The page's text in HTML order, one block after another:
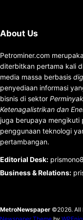
About Us
Petrominer.com
diterbitkan pertama kali
media massa berbasis
penyediaan informasi
bisnis di sektor
Ketenagalistrikan dan
juga berupaya mengikuti
penggunaan teknologi
pertambangan.
Editorial Desk:
Business & Relations:
MetroNewspaper ©2026. All